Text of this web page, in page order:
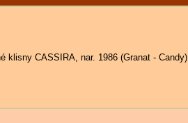
klisny CASSIRA, nar. 1986 (Granat - Candy).